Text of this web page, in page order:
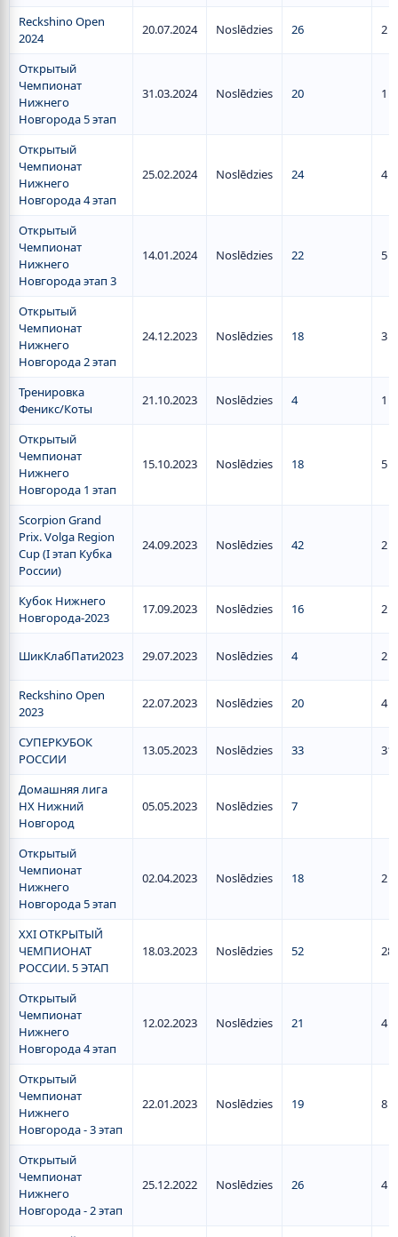
Reckshino Open
2024
20.07.2024 Noslēdzies 26 2
Открытый
Чемпионат
Нижнего
Новгорода 5 этап
31.03.2024 Noslēdzies 20 1
Открытый
Чемпионат
Нижнего
Новгорода 4 этап
25.02.2024 Noslēdzies 24 4
Открытый
Чемпионат
Нижнего
Новгорода этап 3
14.01.2024 Noslēdzies 22 5
Открытый
Чемпионат
Нижнего
Новгорода 2 этап
24.12.2023 Noslēdzies 18 3
Тренировка
Феникс/Коты
21.10.2023 Noslēdzies 4 1
Открытый
Чемпионат
Нижнего
Новгорода 1 этап
15.10.2023 Noslēdzies 18 5
Scorpion Grand
Prix. Volga Region
Cup (I этап Кубка
России)
24.09.2023 Noslēdzies 42 2
Кубок Нижнего
Новгорода-2023
17.09.2023 Noslēdzies 16 2
ШикКлабПати2023 29.07.2023 Noslēdzies 4 2
Reckshino Open
2023
22.07.2023 Noslēdzies 20 4
СУПЕРКУБОК
РОССИИ
13.05.2023 Noslēdzies 33 31
Домашняя лига
НХ Нижний
Новгород
05.05.2023 Noslēdzies 7
Открытый
Чемпионат
Нижнего
Новгорода 5 этап
02.04.2023 Noslēdzies 18 2
XXI ОТКРЫТЫЙ
ЧЕМПИОНАТ
РОССИИ. 5 ЭТАП
18.03.2023 Noslēdzies 52 28
Открытый
Чемпионат
Нижнего
Новгорода 4 этап
12.02.2023 Noslēdzies 21 4
Открытый
Чемпионат
Нижнего
Новгорода - 3 этап
22.01.2023 Noslēdzies 19 8
Открытый
Чемпионат
Нижнего
Новгорода - 2 этап
25.12.2022 Noslēdzies 26 4